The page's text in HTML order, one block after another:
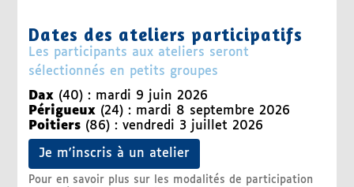
Dates des ateliers participatifs
Les participants aux ateliers seront
sélectionnés en petits groupes
Dax(40) : mardi 9 juin 2026
Périgueux(24) : mardi 8 septembre 2026
Poitiers(86) : vendredi 3 juillet 2026
Je m'inscris à un atelier
Pour en savoir plus sur les modalités de participation